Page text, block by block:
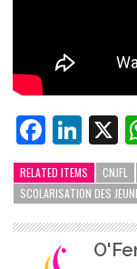
RELATED ITEMS CNJFL
SCOLARISATION DES